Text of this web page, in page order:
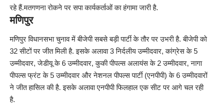
रहे हैं.मतगणना रोकने पर सपा कार्यकर्ताओं का हंगामा जारी है.
मणिपुर
मणिपुर विधानसभा चुनाव में बीजेपी सबसे बड़ी पार्टी के तौर पर उभरी है. बीजेपी को
32 सीटों पर जीत मिली है. इसके अलावा 3 निर्दलीय उम्मीदवार, कांग्रेस के 5
उम्मीदवार, जेडीयू के 6 उम्मीदवार, कुकी पीपल्स अलायंस के 2 उम्मीदवार, नागा
पीपल्स फ्रंट के 5 उम्मीदवार और नेशनल पीपल्स पार्टी (एनपीपी) के 6 उम्मीदवारों
ने जीत हासिल की है. इसके अलावा एनपीपी फिलहाल एक सीट पर आगे चल रही
है.